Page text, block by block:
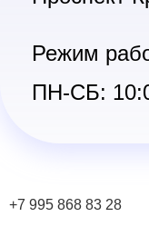
Режим
ПН-СБ:
+7 995 868 83 28